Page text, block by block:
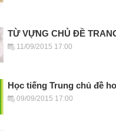
TỪ VỰNG CHỦ ĐỀ
11/09/2015 17:00
Học tiếng Trung chủ đề
09/09/2015 17:00